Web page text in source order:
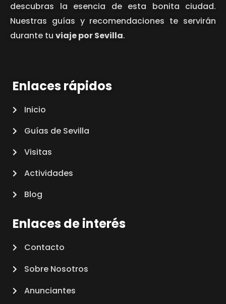
descubras la esencia de esta bonita ciudad.
Nuestras guías y recomendaciones te servirán
durante tu viaje por Sevilla.
Enlaces rápidos
Inicio
Guías de Sevilla
Visitas
Actividades
Blog
Enlaces de interés
Contacto
Sobre Nosotros
Anunciantes